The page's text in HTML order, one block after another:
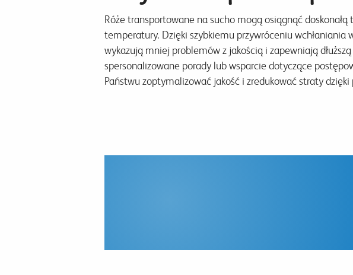
Róże transportowane na sucho mogą osiągnąć
temperatury. Dzięki szybkiemu przywróceniu wchłaniania
wykazują mniej problemów z jakością i zapewniają
spersonalizowane porady lub wsparcie dotyczące
Państwu zoptymalizować jakość i zredukować straty